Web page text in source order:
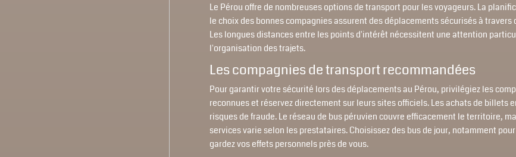
Le Pérou offre de nombreuses options de transport pour les voyageurs. La
le choix des bonnes compagnies assurent des déplacements sécurisés à travers
Les longues distances entre les points d'intérêt nécessitent une attention
l'organisation des trajets.
Les compagnies de transport recommandées
Pour garantir votre sécurité lors des déplacements au Pérou, privilégiez les
reconnues et réservez directement sur leurs sites officiels. Les achats de billets
risques de fraude. Le réseau de bus péruvien couvre efficacement le territoire,
services varie selon les prestataires. Choisissez des bus de jour, notamment
gardez vos effets personnels près de vous.